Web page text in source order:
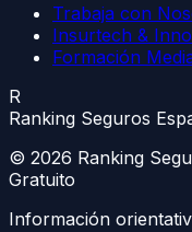
Trabaja con
Insurtech &
Formación
R
Ranking Seguros
© 2026 Ranking
Gratuito
Información